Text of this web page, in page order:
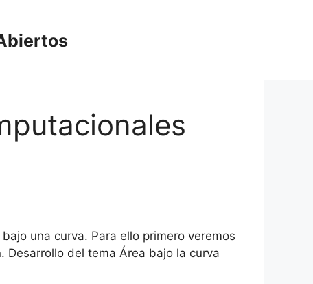
una curva. Para ello primero veremos
del tema Área bajo la curva